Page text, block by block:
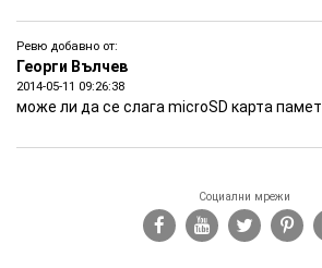
Ревю добавно от:
Георги Вълчев
2014-05-11 09:26:38
може ли да се слага microSD карта памет
Социални мрежи